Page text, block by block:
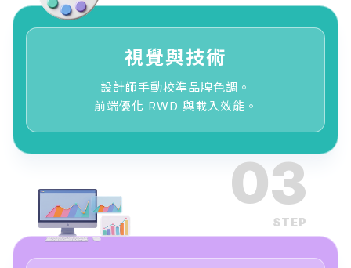
視覺與技術
設計師手動校準品牌色調。
前端優化 RWD 與載入效能。
03
STEP